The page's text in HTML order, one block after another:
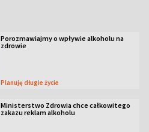
Porozmawiajmy o wpływie alkoholu na
zdrowie
Planuję długie życie
Ministerstwo Zdrowia chce całkowitego
zakazu reklam alkoholu